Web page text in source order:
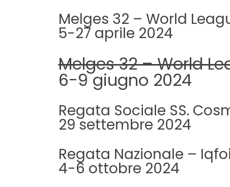
Melges 32 – World
5-27 aprile 2024
Melges 32 – World
6-9 giugno 2024
Regata Sociale SS.
29 settembre 2024
Regata Nazionale –
4-6 ottobre 2024